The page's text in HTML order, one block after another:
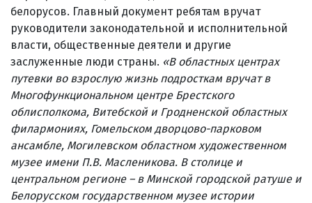
белорусов. Главный документ ребятам вручат
руководители законодательной и исполнительной
власти, общественные деятели и другие
заслуженные люди страны. «В областных центрах
путевки во взрослую жизнь подросткам вручат в
Многофункциональном центре Брестского
облисполкома, Витебской и Гродненской областных
филармониях, Гомельском дворцово-парковом
ансамбле, Могилевском областном художественном
музее имени П.В. Масленикова. В столице и
центральном регионе – в Минской городской ратуше и
Белорусском государственном музее истории